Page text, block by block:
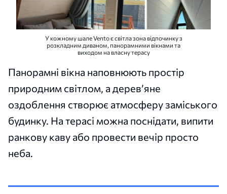
У кожному шале Vento є світла зона відпочинку з
розкладним диваном, панорамними вікнами та
виходом на власну терасу
Панорамні вікна наповнюють простір
природним світлом, а дерев’яне
оздоблення створює атмосферу заміського
будинку. На терасі можна поснідати, випити
ранкову каву або провести вечір просто
неба.